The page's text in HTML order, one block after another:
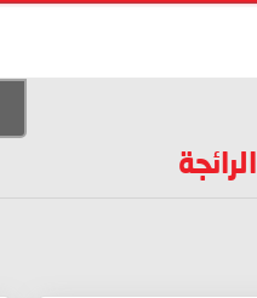
الرائجة